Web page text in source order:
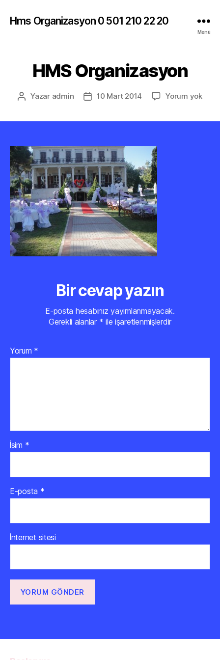
Hms Organizasyon 0 501 210 22 20
Menü
HMS Organizasyon
Yazının
Yazar admin
Yazı10 Mart 2014 Yorum yokHMS
Bir cevap yazın
E-posta hesabınız yayımlanmayacak.
Gerekli alanlar * ile işaretlenmişlerdir
Yorum *
İsim *
E-posta *
İnternet sitesi